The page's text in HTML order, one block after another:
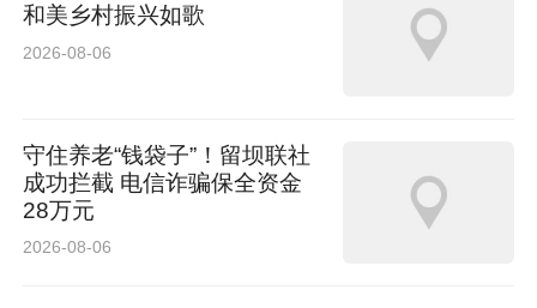
和美乡村振兴如歌
2026-08-06
守住养老“钱袋子”！留坝联社
成功拦截 电信诈骗保全资金
28万元
2026-08-06